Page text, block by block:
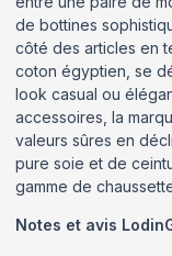
de bottines
côté des articles en
coton égyptien, se
look casual ou
accessoires, la
valeurs sûres en
pure soie et de
gamme de
Notes et avis